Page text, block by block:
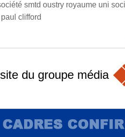
smtd oustry royaume uni
clifford
du groupe média